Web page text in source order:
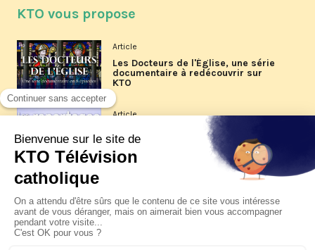
KTO vous propose
Article
Les Docteurs de l'Église, une série
documentaire à redécouvrir sur
KTO
Article
Les reportages d'été 2026 de KTO
La visite pastorale du pape Léon
XIV à Assise à suivre sur KTO le
jeudi 6 août